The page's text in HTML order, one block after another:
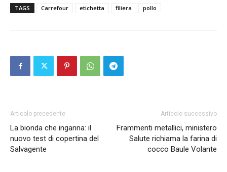
TAGS Carrefour etichetta filiera pollo
Articolo precedente
La bionda che inganna: il
nuovo test di copertina del
Salvagente
Articolo successivo
Frammenti metallici, ministero
Salute richiama la farina di
cocco Baule Volante